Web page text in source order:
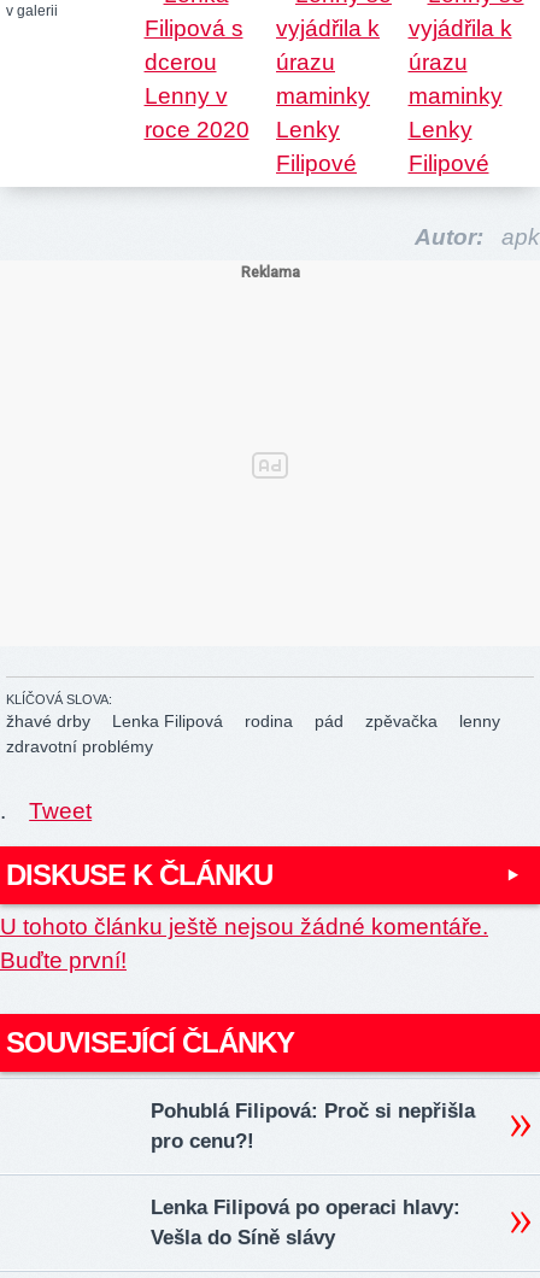
v galerii
Autor: apk
KLÍČOVÁ SLOVA:
žhavé drby Lenka Filipová rodina pád zpěvačka
lenny
zdravotní problémy
. Tweet
DISKUSE K ČLÁNKU
U tohoto článku ještě nejsou žádné komentáře.
Buďte první!
SOUVISEJÍCÍ ČLÁNKY
Pohublá Filipová: Proč si nepřišla
pro cenu?!
Lenka Filipová po operaci hlavy:
Vešla do Síně slávy